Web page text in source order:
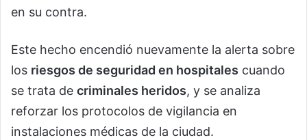
en su contra.
Este hecho encendió nuevamente la alerta sobre
los riesgos de seguridad en hospitales cuando
se trata de criminales heridos, y se analiza
reforzar los protocolos de vigilancia en
instalaciones médicas de la ciudad.